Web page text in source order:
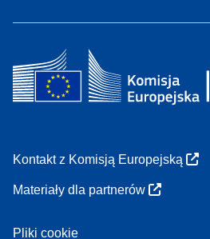
Kontakt z Komisją Europejską
Materiały dla partnerów
Pliki cookie